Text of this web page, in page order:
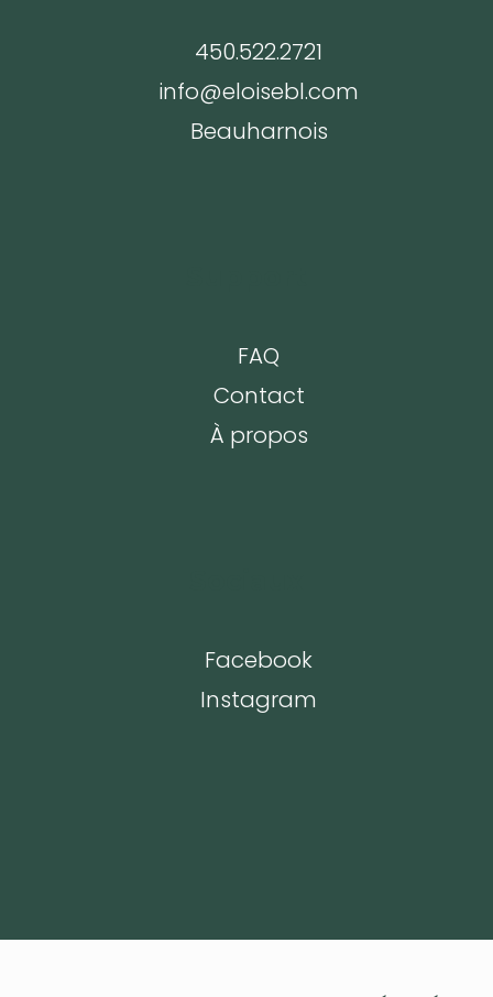
450.522.2721
info@eloisebl.com
Beauharnois
FAQ
Contact
À propos
Facebook
Instagram